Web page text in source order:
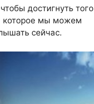
достигнуть того
которое мы можем
сейчас.